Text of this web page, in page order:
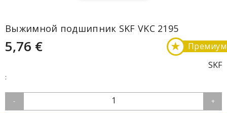
Выжимной подшипник SKF VKC 2195
5,76 € Премиум
★
SKF
:
- 1 +